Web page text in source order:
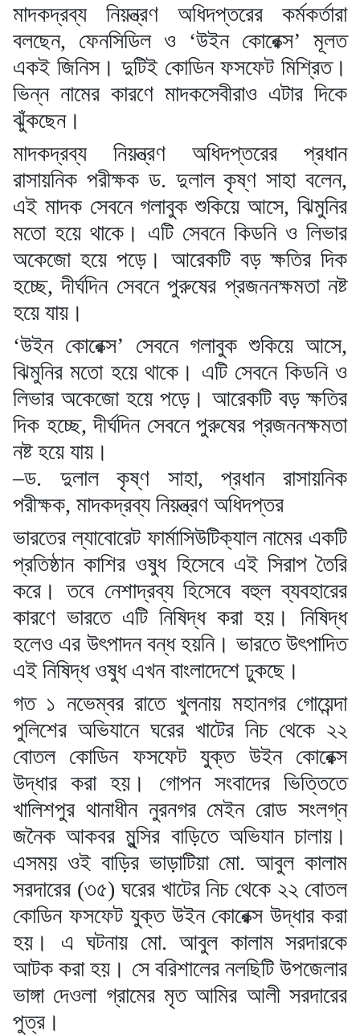
মাদকদ্রব্য নিয়ন্ত্রণ অধিদপ্তরের কর্মকর্তারা
বলছেন, ফেনসিডিল ও ‘উইন কোরেক্স’ মূলত
একই জিনিস। দুটিই কোডিন ফসফেট মিশ্রিত।
ভিন্ন নামের কারণে মাদকসেবীরাও এটার দিকে
ঝুঁকছেন।
মাদকদ্রব্য নিয়ন্ত্রণ অধিদপ্তরের প্রধান
রাসায়নিক পরীক্ষক ড. দুলাল কৃষ্ণ সাহা বলেন,
এই মাদক সেবনে গলাবুক শুকিয়ে আসে, ঝিমুনির
মতো হয়ে থাকে। এটি সেবনে কিডনি ও লিভার
অকেজো হয়ে পড়ে। আরেকটি বড় ক্ষতির দিক
হচ্ছে, দীর্ঘদিন সেবনে পুরুষের প্রজননক্ষমতা নষ্ট
হয়ে যায়।
‘উইন কোরেক্স’ সেবনে গলাবুক শুকিয়ে আসে,
ঝিমুনির মতো হয়ে থাকে। এটি সেবনে কিডনি ও
লিভার অকেজো হয়ে পড়ে। আরেকটি বড় ক্ষতির
দিক হচ্ছে, দীর্ঘদিন সেবনে পুরুষের প্রজননক্ষমতা
নষ্ট হয়ে যায়।
–ড. দুলাল কৃষ্ণ সাহা, প্রধান রাসায়নিক
পরীক্ষক, মাদকদ্রব্য নিয়ন্ত্রণ অধিদপ্তর
ভারতের ল্যাবোরেট ফার্মাসিউটিক্যাল নামের একটি
প্রতিষ্ঠান কাশির ওষুধ হিসেবে এই সিরাপ তৈরি
করে। তবে নেশাদ্রব্য হিসেবে বহুল ব্যবহারের
কারণে ভারতে এটি নিষিদ্ধ করা হয়। নিষিদ্ধ
হলেও এর উৎপাদন বন্ধ হয়নি। ভারতে উৎপাদিত
এই নিষিদ্ধ ওষুধ এখন বাংলাদেশে ঢুকছে।
গত ১ নভেম্বর রাতে খুলনায় মহানগর গোয়েন্দা
পুলিশের অভিযানে ঘরের খাটের নিচ থেকে ২২
বোতল কোডিন ফসফেট যুক্ত উইন কোরেক্স
উদ্ধার করা হয়। গোপন সংবাদের ভিত্তিতে
খালিশপুর থানাধীন নুরনগর মেইন রোড সংলগ্ন
জনৈক আকবর মুন্সির বাড়িতে অভিযান চালায়।
এসময় ওই বাড়ির ভাড়াটিয়া মো. আবুল কালাম
সরদারের (৩৫) ঘরের খাটের নিচ থেকে ২২ বোতল
কোডিন ফসফেট যুক্ত উইন কোরেক্স উদ্ধার করা
হয়। এ ঘটনায় মো. আবুল কালাম সরদারকে
আটক করা হয়। সে বরিশালের নলছিটি উপজেলার
ভাঙ্গা দেওলা গ্রামের মৃত আমির আলী সরদারের
পুত্র।